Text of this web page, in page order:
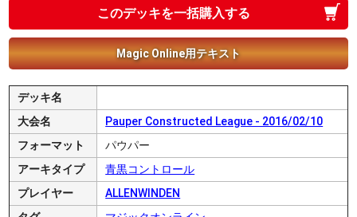
このデッキを一括購入する
Magic Online用テキスト
デッキ名
大会名
Pauper Constructed League - 2016/02/10
フォーマット
パウパー
アーキタイプ
青黒コントロール
プレイヤー
ALLENWINDEN